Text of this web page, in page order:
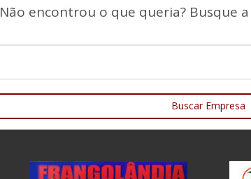
Não encontrou o que queria? Busque
Buscar Empresa